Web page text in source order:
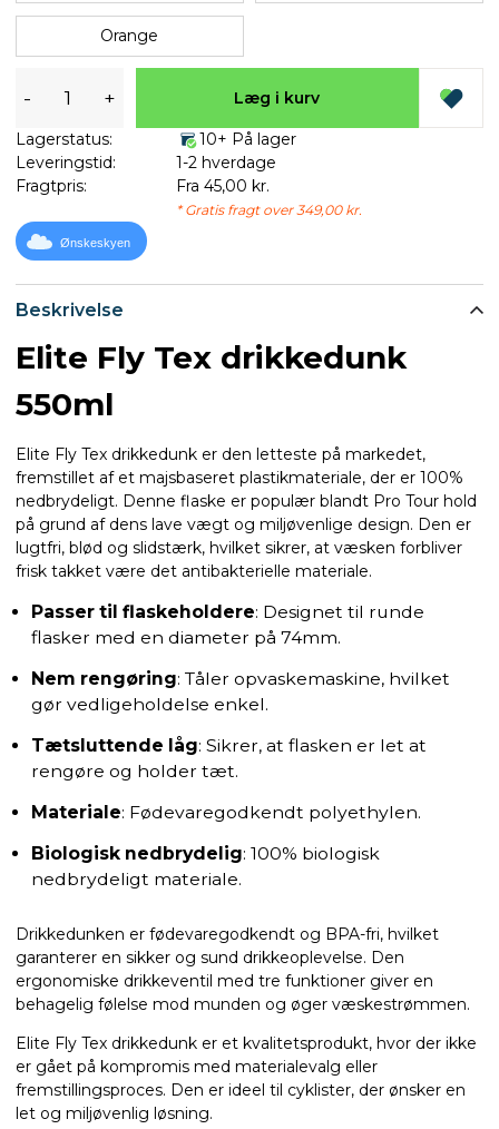
Beskrivelse
Elite Fly Tex drikkedunk
550ml
Elite Fly Tex drikkedunk er den letteste på markedet,
fremstillet af et majsbaseret plastikmateriale, der er 100%
nedbrydeligt. Denne flaske er populær blandt Pro Tour hold
på grund af dens lave vægt og miljøvenlige design. Den er
lugtfri, blød og slidstærk, hvilket sikrer, at væsken forbliver
frisk takket være det antibakterielle materiale.
Passer til flaskeholdere: Designet til runde
flasker med en diameter på 74mm.
Nem rengøring: Tåler opvaskemaskine, hvilket
gør vedligeholdelse enkel.
Tætsluttende låg: Sikrer, at flasken er let at
rengøre og holder tæt.
Materiale: Fødevaregodkendt polyethylen.
Biologisk nedbrydelig: 100% biologisk
nedbrydeligt materiale.
Drikkedunken er fødevaregodkendt og BPA-fri, hvilket
garanterer en sikker og sund drikkeoplevelse. Den
ergonomiske drikkeventil med tre funktioner giver en
behagelig følelse mod munden og øger væskestrømmen.
Elite Fly Tex drikkedunk er et kvalitetsprodukt, hvor der ikke
er gået på kompromis med materialevalg eller
fremstillingsproces. Den er ideel til cyklister, der ønsker en
let og miljøvenlig løsning.
Orange
- + Læg i kurv
Lagerstatus:
10+ På lager
Leveringstid:
1-2 hverdage
Fragtpris:
Fra 45,00 kr.
* Gratis fragt over 349,00 kr.
Ønskeskyen